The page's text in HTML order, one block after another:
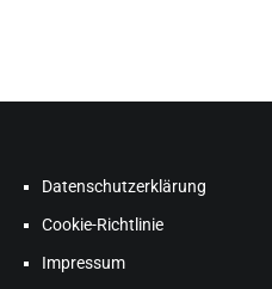
Datenschutzerklärung
Cookie-Richtlinie
Impressum